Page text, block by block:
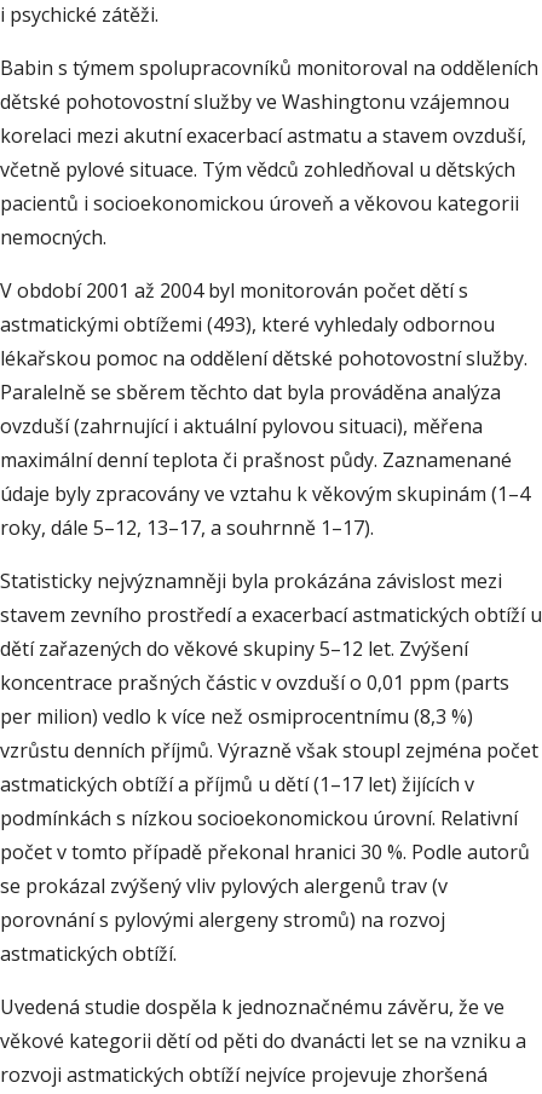
i psychické zátěži.
Babin s týmem spolupracovníků monitoroval na odděleních
dětské pohotovostní služby ve Washingtonu vzájemnou
korelaci mezi akutní exacerbací astmatu a stavem ovzduší,
včetně pylové situace. Tým vědců zohledňoval u dětských
pacientů i socioekonomickou úroveň a věkovou kategorii
nemocných.
V období 2001 až 2004 byl monitorován počet dětí s
astmatickými obtížemi (493), které vyhledaly odbornou
lékařskou pomoc na oddělení dětské pohotovostní služby.
Paralelně se sběrem těchto dat byla prováděna analýza
ovzduší (zahrnující i aktuální pylovou situaci), měřena
maximální denní teplota či prašnost půdy. Zaznamenané
údaje byly zpracovány ve vztahu k věkovým skupinám (1–4
roky, dále 5–12, 13–17, a souhrnně 1–17).
Statisticky nejvýznamněji byla prokázána závislost mezi
stavem zevního prostředí a exacerbací astmatických obtíží u
dětí zařazených do věkové skupiny 5–12 let. Zvýšení
koncentrace prašných částic v ovzduší o 0,01 ppm (parts
per milion) vedlo k více než osmiprocentnímu (8,3 %)
vzrůstu denních příjmů. Výrazně však stoupl zejména počet
astmatických obtíží a příjmů u dětí (1–17 let) žijících v
podmínkách s nízkou socioekonomickou úrovní. Relativní
počet v tomto případě překonal hranici 30 %. Podle autorů
se prokázal zvýšený vliv pylových alergenů trav (v
porovnání s pylovými alergeny stromů) na rozvoj
astmatických obtíží.
Uvedená studie dospěla k jednoznačnému závěru, že ve
věkové kategorii dětí od pěti do dvanácti let se na vzniku a
rozvoji astmatických obtíží nejvíce projevuje zhoršená